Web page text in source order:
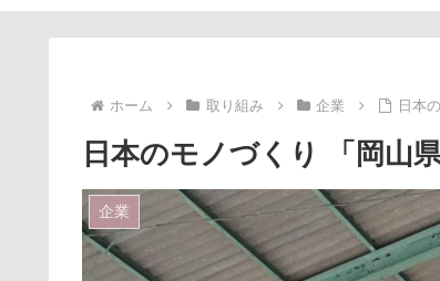
ホーム 取り組み 企業 日本
日本のモノづくり 「岡山
企業